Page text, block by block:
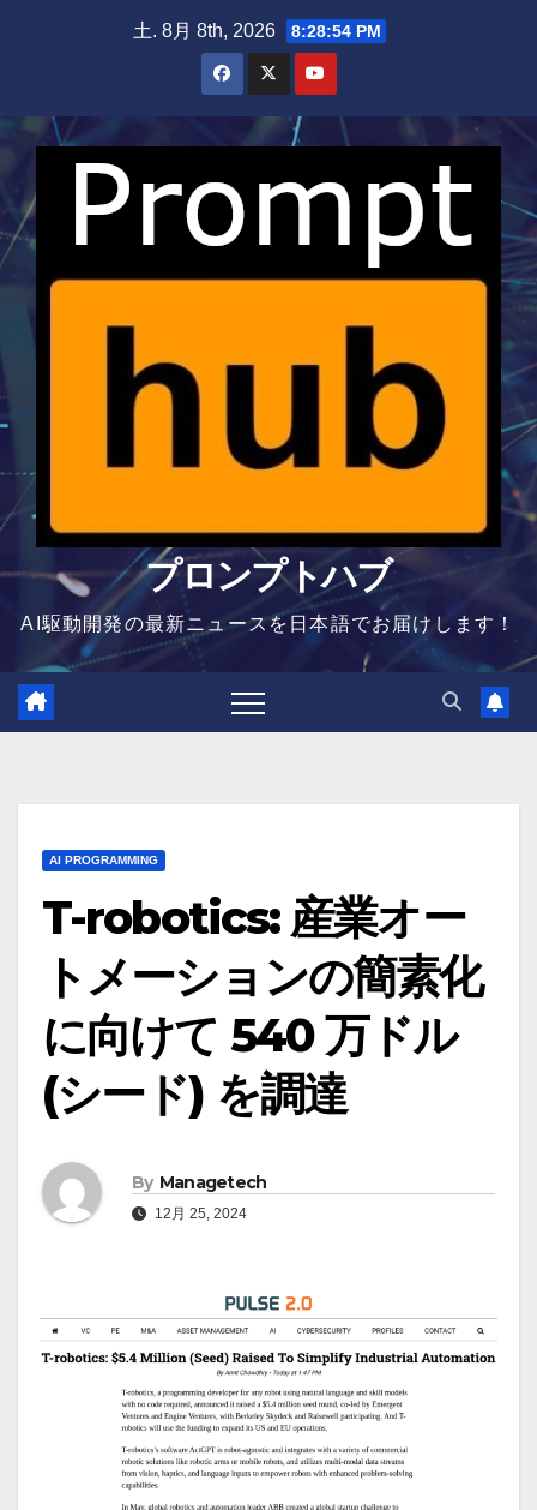
土. 8月 8th, 2026 8:28:54 PM
プロンプトハブ
AI駆動開発の最新ニュースを日本語でお届けします！
AI PROGRAMMING
T-robotics: 産業オー
トメーションの簡素化
に向けて 540 万ドル
(シード) を調達
By Managetech
12月 25, 2024